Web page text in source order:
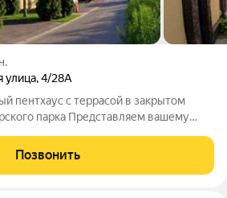
улица,4/28А
парка Представляем вашему
пентхаус в камерном
где
Позвонить